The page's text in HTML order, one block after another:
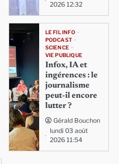
2026 12:32
LE FIL INFO
PODCAST
SCIENCE
VIE PUBLIQUE
Infox, IA et
ingérences : le
journalisme
peut-il encore
lutter ?
Gérald Bouchon
lundi 03 août
2026 11:54